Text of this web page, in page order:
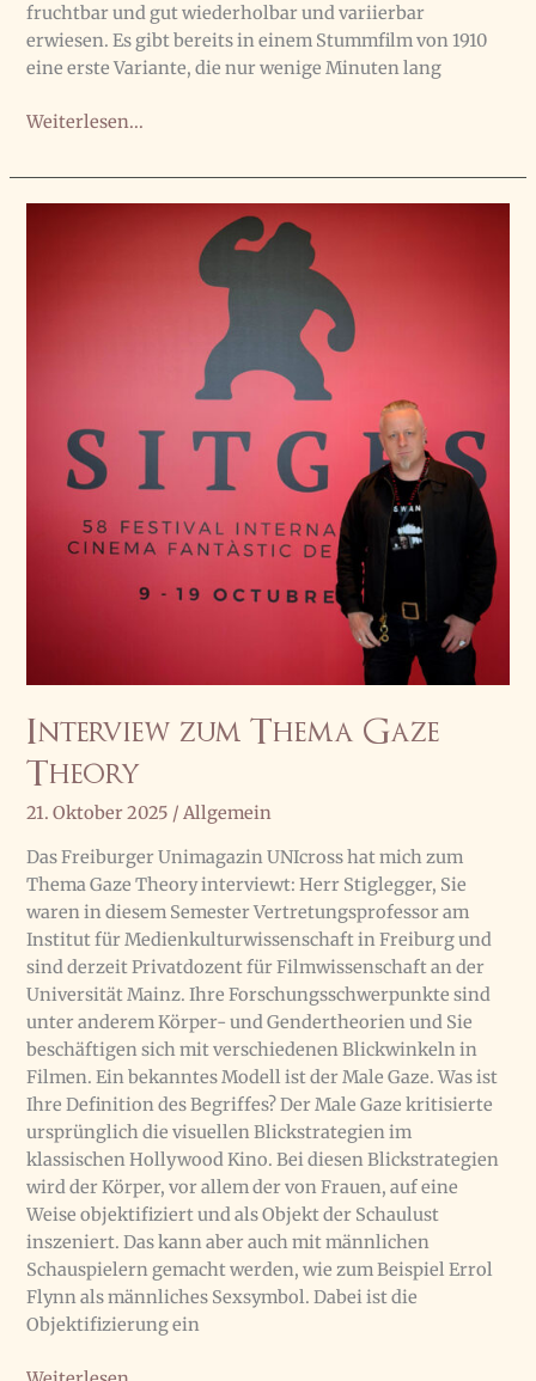
fruchtbar und gut wiederholbar und variierbar
erwiesen. Es gibt bereits in einem Stummfilm von 1910
eine erste Variante, die nur wenige Minuten lang
Zwei
zu
Guillermo
Weiterlesen...
Interview zum Thema Gaze
Theory
21. Oktober 2025 /Allgemein
Das Freiburger Unimagazin UNIcross hat mich zum
Thema Gaze Theory interviewt: Herr Stiglegger, Sie
waren in diesem Semester Vertretungsprofessor am
Institut für Medienkulturwissenschaft in Freiburg und
sind derzeit Privatdozent für Filmwissenschaft an der
Universität Mainz. Ihre Forschungsschwerpunkte sind
unter anderem Körper- und Gendertheorien und Sie
beschäftigen sich mit verschiedenen Blickwinkeln in
Filmen. Ein bekanntes Modell ist der Male Gaze. Was ist
Ihre Definition des Begriffes? Der Male Gaze kritisierte
ursprünglich die visuellen Blickstrategien im
klassischen Hollywood Kino. Bei diesen Blickstrategien
wird der Körper, vor allem der von Frauen, auf eine
Weise objektifiziert und als Objekt der Schaulust
inszeniert. Das kann aber auch mit männlichen
Schauspielern gemacht werden, wie zum Beispiel Errol
Flynn als männliches Sexsymbol. Dabei ist die
Objektifizierung ein